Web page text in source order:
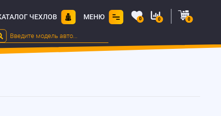
ЧЕХЛОВ МЕНЮ 0 0 0